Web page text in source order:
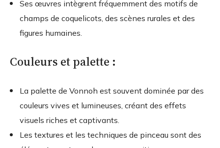
Ses œuvres intègrent fréquemment des motifs de
champs de coquelicots, des scènes rurales et des
figures humaines.
Couleurs et palette :
La palette de Vonnoh est souvent dominée par des
couleurs vives et lumineuses, créant des effets
visuels riches et captivants.
Les textures et les techniques de pinceau sont des